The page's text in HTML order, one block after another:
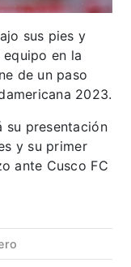
sus pies y
equipo en la
de un paso
2023.
su presentación
y su primer
ante Cusco FC